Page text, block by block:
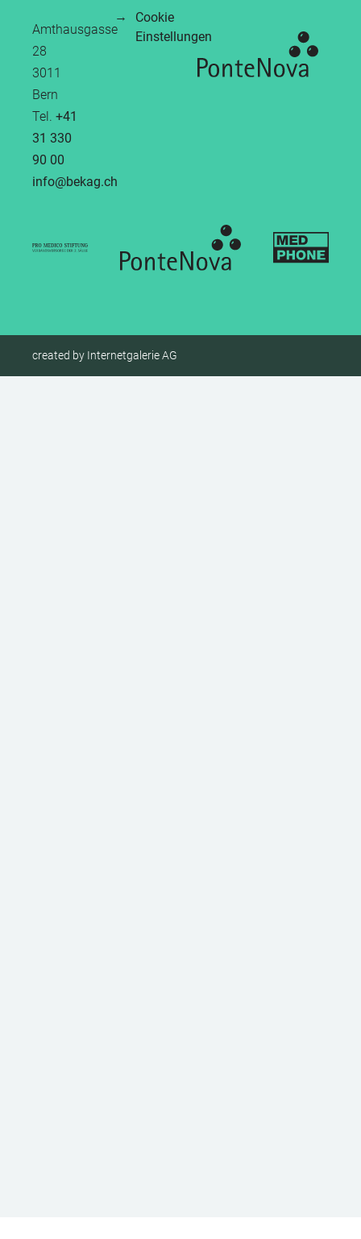
Amthausgasse
28
3011
Bern
Tel. +41
31 330
90 00
info
bekag.ch
Cookie
Einstellungen
created by Internetgalerie AG